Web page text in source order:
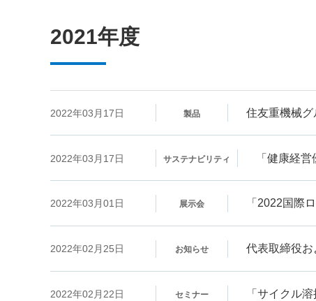
2021年度
2022年03月17日 製品 住友重機械
2022年03月17日 サステナビリティ 「健康経
2022年03月01日 展示会 「2022国際
2022年02月25日 お知らせ 代表取締役
2022年02月22日 セミナー 「サイクル